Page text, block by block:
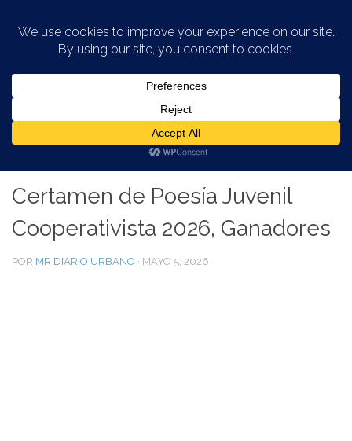
EVENTOS CULTURALES EN PUERTO
RICO/INFORMACIÓN VIEJO SAN JUAN
Certamen de Poesía Juvenil
Cooperativista 2026, Ganadores
POR MR DIARIO URBANO · MAYO 5, 2026